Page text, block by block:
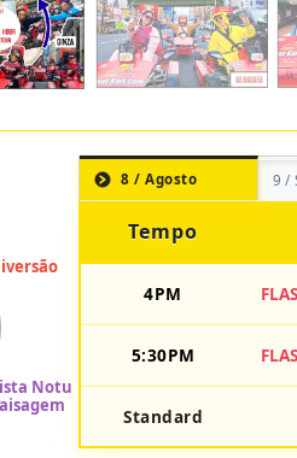
8 / Agosto 9 /
Tempo
4PM
5:30PM
Standard